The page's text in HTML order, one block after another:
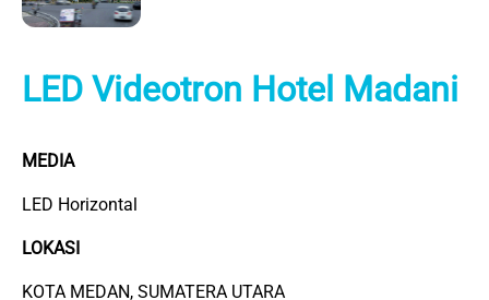
LED Videotron Hotel Madani
MEDIA
LED Horizontal
LOKASI
KOTA MEDAN, SUMATERA UTARA